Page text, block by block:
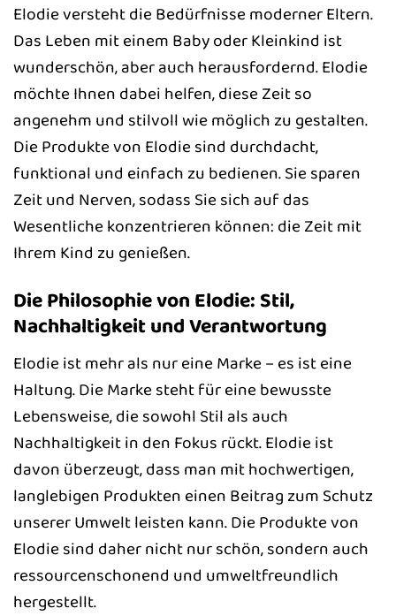
Elodie versteht die Bedürfnisse moderner Eltern.
Das Leben mit einem Baby oder Kleinkind ist
wunderschön, aber auch herausfordernd. Elodie
möchte Ihnen dabei helfen, diese Zeit so
angenehm und stilvoll wie möglich zu gestalten.
Die Produkte von Elodie sind durchdacht,
funktional und einfach zu bedienen. Sie sparen
Zeit und Nerven, sodass Sie sich auf das
Wesentliche konzentrieren können: die Zeit mit
Ihrem Kind zu genießen.
Die Philosophie von Elodie: Stil,
Nachhaltigkeit und Verantwortung
Elodie ist mehr als nur eine Marke – es ist eine
Haltung. Die Marke steht für eine bewusste
Lebensweise, die sowohl Stil als auch
Nachhaltigkeit in den Fokus rückt. Elodie ist
davon überzeugt, dass man mit hochwertigen,
langlebigen Produkten einen Beitrag zum Schutz
unserer Umwelt leisten kann. Die Produkte von
Elodie sind daher nicht nur schön, sondern auch
ressourcenschonend und umweltfreundlich
hergestellt.